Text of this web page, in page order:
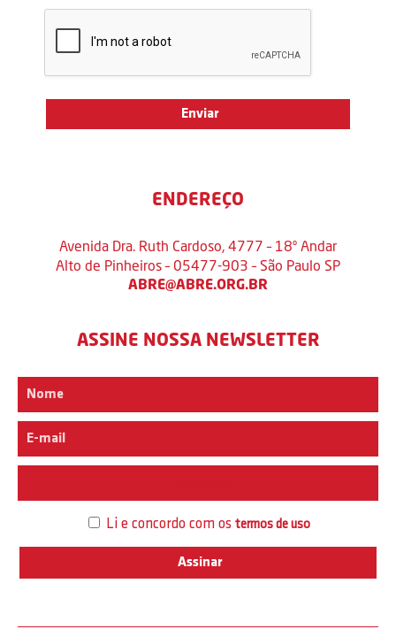
ENDEREÇO
Avenida Dra. Ruth Cardoso, 4777 – 18º Andar
Alto de Pinheiros – 05477-903 – São Paulo SP
ABRE@ABRE.ORG.BR
ASSINE NOSSA NEWSLETTER
Li e concordo com os termos de uso